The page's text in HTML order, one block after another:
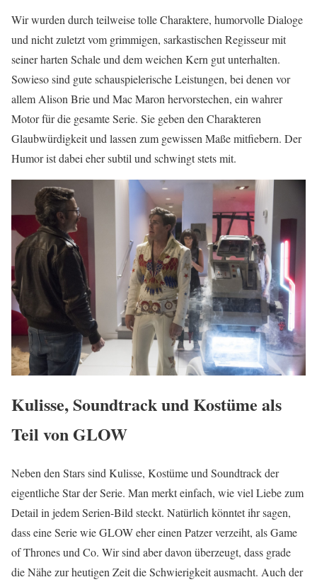
Wir wurden durch teilweise tolle Charaktere, humorvolle Dialoge
und nicht zuletzt vom grimmigen, sarkastischen Regisseur mit
seiner harten Schale und dem weichen Kern gut unterhalten.
Sowieso sind gute schauspielerische Leistungen, bei denen vor
allem Alison Brie und Mac Maron hervorstechen, ein wahrer
Motor für die gesamte Serie. Sie geben den Charakteren
Glaubwürdigkeit und lassen zum gewissen Maße mitfiebern. Der
Humor ist dabei eher subtil und schwingt stets mit.
Kulisse, Soundtrack und Kostüme als
Teil von GLOW
Neben den Stars sind Kulisse, Kostüme und Soundtrack der
eigentliche Star der Serie. Man merkt einfach, wie viel Liebe zum
Detail in jedem Serien-Bild steckt. Natürlich könntet ihr sagen,
dass eine Serie wie GLOW eher einen Patzer verzeiht, als Game
of Thrones und Co. Wir sind aber davon überzeugt, dass grade
die Nähe zur heutigen Zeit die Schwierigkeit ausmacht. Auch der